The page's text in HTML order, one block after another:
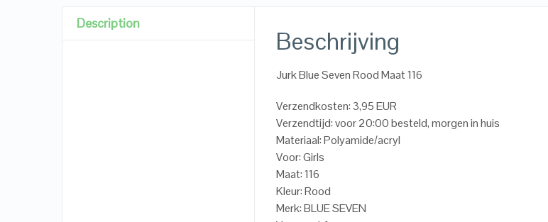
Description
Beschrijving
Jurk Blue Seven Rood Maat 116
Verzendkosten: 3,95 EUR
Verzendtijd: voor 20:00 besteld, morgen in huis
Materiaal: Polyamide/acryl
Voor: Girls
Maat: 116
Kleur: Rood
Merk: BLUE SEVEN